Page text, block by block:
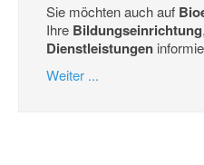
Sie möchten auch auf
Ihre Bildungseinrichtung
Dienstleistungen
Weiter ...